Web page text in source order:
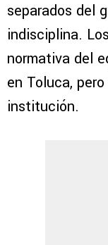
separados del
indisciplina.
normativa del
en Toluca,
institución.